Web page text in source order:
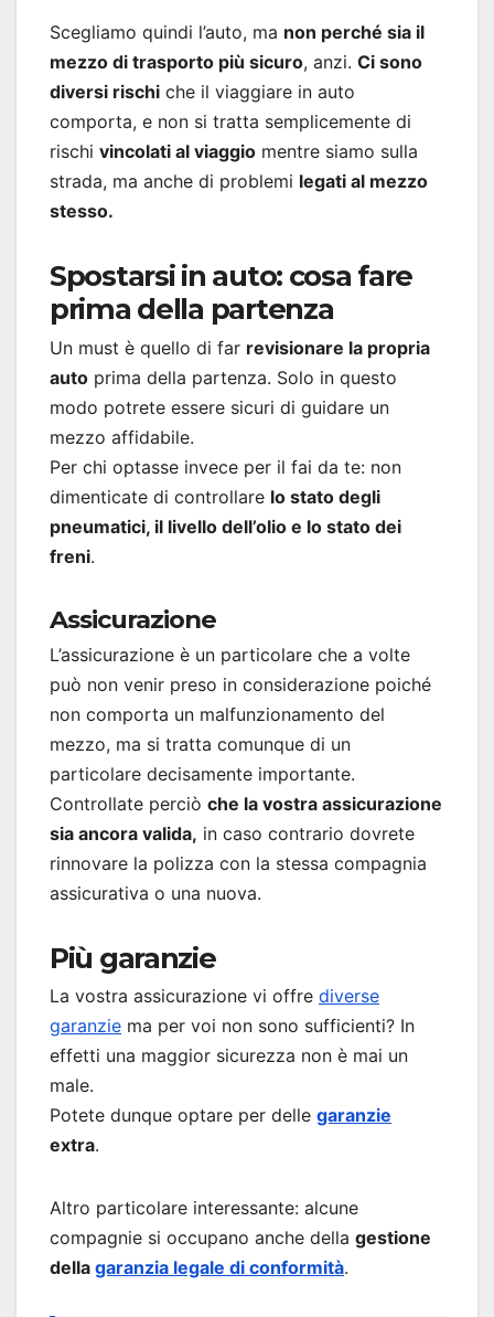
Scegliamo quindi l’auto, ma non perché sia il
mezzo di trasporto più sicuro, anzi. Ci sono
diversi rischi che il viaggiare in auto
comporta, e non si tratta semplicemente di
rischi vincolati al viaggio mentre siamo sulla
strada, ma anche di problemi legati al mezzo
stesso.
Spostarsi in auto: cosa fare
prima della partenza
Un must è quello di far revisionare la propria
auto prima della partenza. Solo in questo
modo potrete essere sicuri di guidare un
mezzo affidabile.
Per chi optasse invece per il fai da te: non
dimenticate di controllare lo stato degli
pneumatici, il livello dell’olio e lo stato dei
freni.
Assicurazione
L’assicurazione è un particolare che a volte
può non venir preso in considerazione poiché
non comporta un malfunzionamento del
mezzo, ma si tratta comunque di un
particolare decisamente importante.
Controllate perciò che la vostra assicurazione
sia ancora valida, in caso contrario dovrete
rinnovare la polizza con la stessa compagnia
assicurativa o una nuova.
Più garanzie
La vostra assicurazione vi offre diverse
garanzie ma per voi non sono sufficienti? In
effetti una maggior sicurezza non è mai un
male.
Potete dunque optare per delle garanzie
extra.
Altro particolare interessante: alcune
compagnie si occupano anche della gestione
della garanzia legale di conformità.